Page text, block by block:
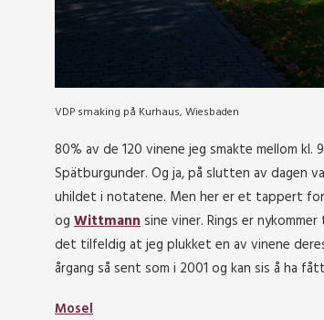
VDP smaking på Kurhaus, Wiesbaden
80% av de 120 vinene jeg smakte mellom
Spätburgunder. Og ja, på slutten av dagen
uhildet i notatene. Men her er et tappert
og Wittmannsine viner. Rings er
det tilfeldig at jeg plukket en av vinene
årgang så sent som i 2001 og kan sis å ha
Mosel